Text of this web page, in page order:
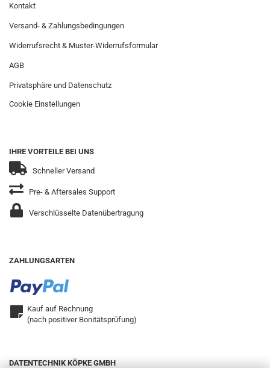
Kontakt
Versand- & Zahlungsbedingungen
Widerrufsrecht & Muster-Widerrufsformular
AGB
Privatsphäre und Datenschutz
Cookie Einstellungen
IHRE VORTEILE BEI UNS
Schneller Versand
Pre- & Aftersales Support
Verschlüsselte Datenübertragung
ZAHLUNGSARTEN
Kauf auf Rechnung
(nach positiver Bonitätsprüfung)
DATENTECHNIK KÖPKE GMBH